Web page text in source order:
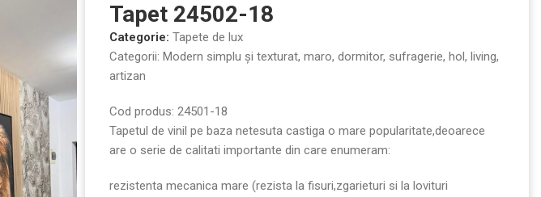
Tapet 24502-18
Categorie: Tapete de lux
Categorii: Modern simplu și texturat, maro, dormitor, sufragerie, hol, living,
artizan
Cod produs: 24501-18
Tapetul de vinil pe baza netesuta castiga o mare popularitate,deoarece
are o serie de calitati importante din care enumeram:
rezistenta mecanica mare (rezista la fisuri,zgarieturi si la lovituri